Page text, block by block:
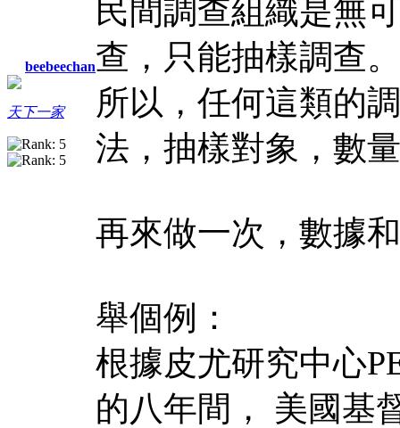
beebeechan
天下一家
民間調查組織是無
查，只能抽樣調查。
所以，任何這類的
法，抽樣對象，數
再來做一次，數據
舉個例：
根據皮尤研究中心
的八年間， 美國基